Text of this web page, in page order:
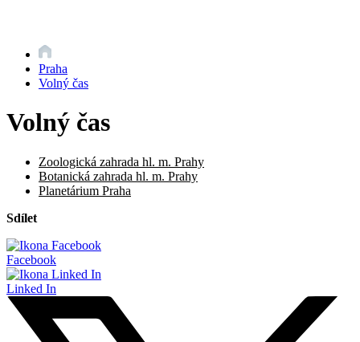
Praha
Volný čas
Volný čas
Zoologická zahrada hl. m. Prahy
Botanická zahrada hl. m. Prahy
Planetárium Praha
Sdílet
Facebook
Linked In